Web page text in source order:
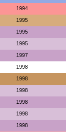
1994
1995
1995
1995
1997
1998
1998
1998
1998
1998
1998